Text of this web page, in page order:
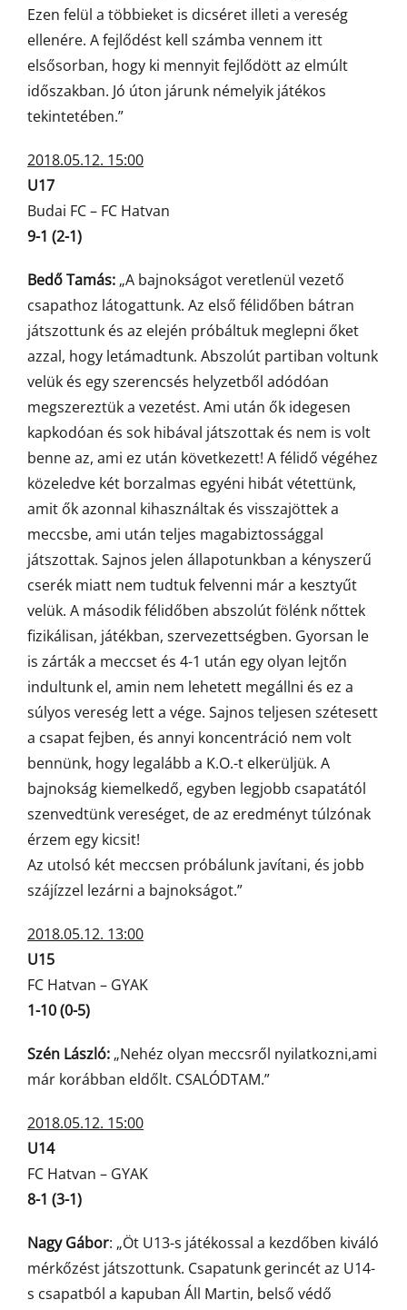
Ezen felül a többieket is dicséret illeti a vereség
ellenére. A fejlődést kell számba vennem itt
elsősorban, hogy ki mennyit fejlődött az elmúlt
időszakban. Jó úton járunk némelyik játékos
tekintetében.”
2018.05.12. 15:00
U17
Budai FC – FC Hatvan
9-1 (2-1)
Bedő Tamás: „A bajnokságot veretlenül vezető
csapathoz látogattunk. Az első félidőben bátran
játszottunk és az elején próbáltuk meglepni őket
azzal, hogy letámadtunk. Abszolút partiban voltunk
velük és egy szerencsés helyzetből adódóan
megszereztük a vezetést. Ami után ők idegesen
kapkodóan és sok hibával játszottak és nem is volt
benne az, ami ez után következett! A félidő végéhez
közeledve két borzalmas egyéni hibát vétettünk,
amit ők azonnal kihasználtak és visszajöttek a
meccsbe, ami után teljes magabiztossággal
játszottak. Sajnos jelen állapotunkban a kényszerű
cserék miatt nem tudtuk felvenni már a kesztyűt
velük. A második félidőben abszolút fölénk nőttek
fizikálisan, játékban, szervezettségben. Gyorsan le
is zárták a meccset és 4-1 után egy olyan lejtőn
indultunk el, amin nem lehetett megállni és ez a
súlyos vereség lett a vége. Sajnos teljesen szétesett
a csapat fejben, és annyi koncentráció nem volt
bennünk, hogy legalább a K.O.-t elkerüljük. A
bajnokság kiemelkedő, egyben legjobb csapatától
szenvedtünk vereséget, de az eredményt túlzónak
érzem egy kicsit!
Az utolsó két meccsen próbálunk javítani, és jobb
szájízzel lezárni a bajnokságot.”
2018.05.12. 13:00
U15
FC Hatvan – GYAK
1-10 (0-5)
Szén László: „Nehéz olyan meccsről nyilatkozni,ami
már korábban eldőlt. CSALÓDTAM.”
2018.05.12. 15:00
U14
FC Hatvan – GYAK
8-1 (3-1)
Nagy Gábor: „Öt U13-s játékossal a kezdőben kiváló
mérkőzést játszottunk. Csapatunk gerincét az U14-
s csapatból a kapuban Áll Martin, belső védő